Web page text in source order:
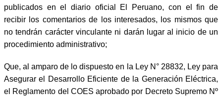
publicados en el diario oficial El Peruano, con el fin de
recibir los comentarios de los interesados, los mismos que
no tendrán carácter vinculante ni darán lugar al inicio de un
procedimiento administrativo;
Que, al amparo de lo dispuesto en la Ley N° 28832, Ley para
Asegurar el Desarrollo Eficiente de la Generación Eléctrica,
el Reglamento del COES aprobado por Decreto Supremo Nº